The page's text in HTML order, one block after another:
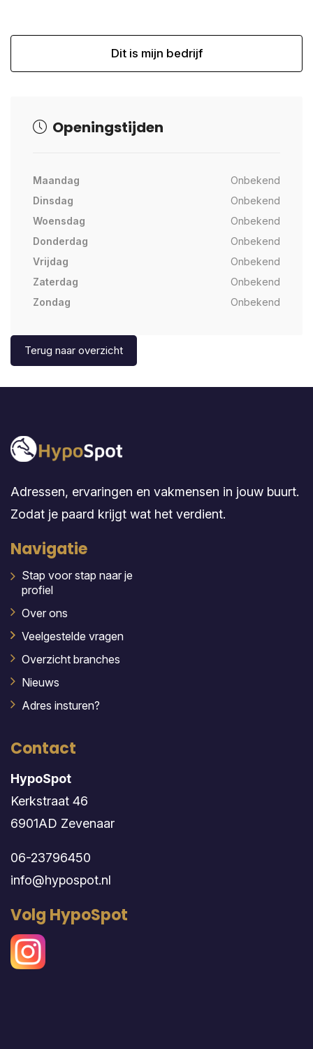
Dit is mijn bedrijf
Openingstijden
Maandag
Onbekend
Dinsdag
Onbekend
Woensdag
Onbekend
Donderdag
Onbekend
Vrijdag
Onbekend
Zaterdag
Onbekend
Zondag
Onbekend
Terug naar overzicht
Adressen, ervaringen en vakmensen in jouw buurt.
Zodat je paard krijgt wat het verdient.
Navigatie
Stap voor stap naar je
profiel
Over ons
Veelgestelde vragen
Overzicht branches
Nieuws
Adres insturen?
Contact
HypoSpot
Kerkstraat 46
6901AD Zevenaar
06-23796450
info@hypospot.nl
Volg HypoSpot